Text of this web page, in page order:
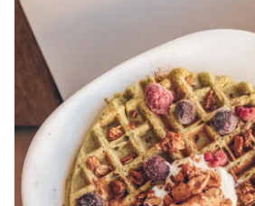
Waffles